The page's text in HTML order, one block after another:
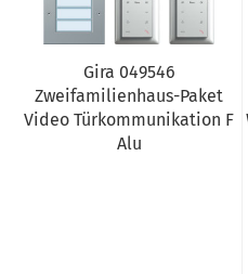
Gira 049546
Zweifamilienhaus-Paket
Video Türkommunikation F
Alu